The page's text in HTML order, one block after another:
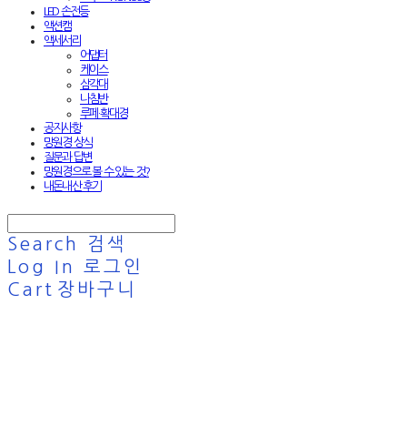
LED 손전등
액션캠
액세서리
어댑터
케이스
삼각대
나침반
루페·확대경
공지사항
망원경 상식
질문과 답변
망원경으로 볼 수 있는 것?
내돈내산 후기
Search
검색
Log In
로그인
Cart 장바구니